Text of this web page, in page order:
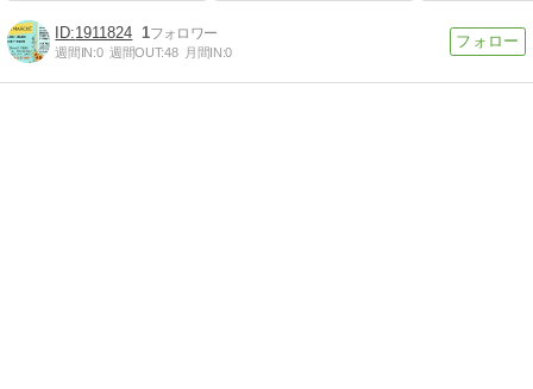
1911824 1
週間IN:0 週間OUT:48 月間IN:0